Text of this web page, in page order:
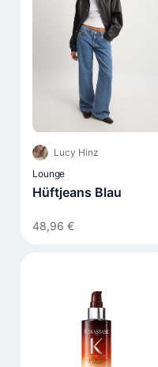
Lucy Hinz
Lounge
Hüftjeans Blau
48,96 €